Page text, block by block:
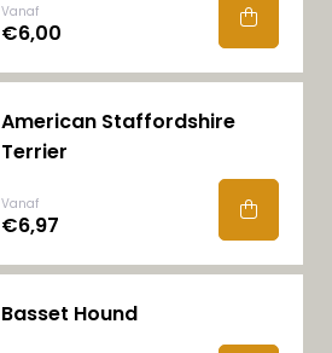
Vanaf
€6,00
American Staffordshire
Terrier
Vanaf
€6,97
Basset Hound